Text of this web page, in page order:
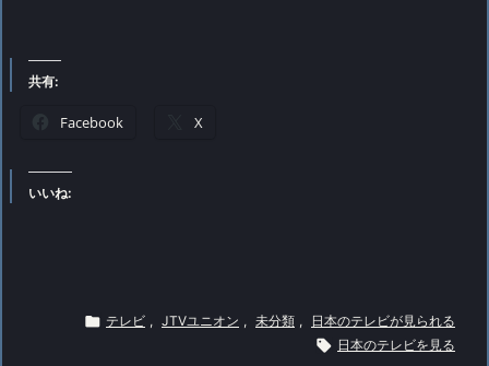
共有:
Facebook X
いいね:
 テレビ , JTVユニオン , 未分類 , 日本のテレビが見られる
 日本のテレビを見る